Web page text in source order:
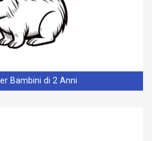
Bambini di 2 Anni